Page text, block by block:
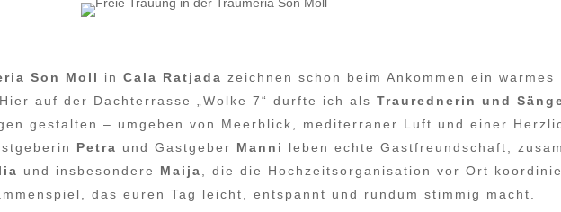
Son Moll in Cala Ratjada zeichnen schon beim Ankommen ein warmes
Hier auf der Dachterrasse „Wolke 7“ durfte ich als Traurednerin und
gestalten – umgeben von Meerblick, mediterraner Luft und einer
Petra und Gastgeber Manni
leben echte Gastfreundschaft;
und insbesondere Maija , die die Hochzeitsorganisation vor Ort
das euren Tag leicht, entspannt und rundum stimmig macht.